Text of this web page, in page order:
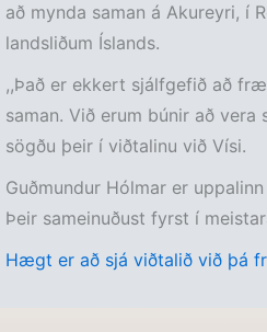
að mynda saman á Akureyri, í
landsliðum Íslands.
,,Það er ekkert sjálfgefið að
saman. Við erum búnir að vera
sögðu þeir í viðtalinu við Vísi.
Guðmundur Hólmar er
Þeir sameinuðust fyrst í
Hægt er að sjá viðtalið við þá